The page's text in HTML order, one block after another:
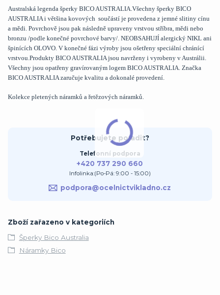
Australská legenda šperky BICO AUSTRALIA.Všechny šperky BICO
AUSTRALIA i většina kovových součástí je provedena z jemné slitiny cínu
a mědi. Povrchově jsou pak následně upraveny vrstvou stříbra, mědi nebo
bronzu /podle konečné povrchové barvy/. NEOBSAHUJÍ alergický NIKL ani
špinících OLOVO. V konečné fázi výroby jsou ošetřeny speciální chránící
vrstvou.Produkty BICO AUSTRALIA jsou navrženy i vyrobeny v Austrálii.
Všechny jsou opatřeny gravírovaným logem BICO AUSTRALIA. Značka
BICO AUSTRALIA zaručuje kvalitu a dokonalé provedení.
Kolekce pletených náramků a řetězových náramků.
Potřebujete poradit?
Telefonní podpora
+420 737 290 660
Infolinka:(Po-Pá: 9:00 - 15:00)
podpora@ocelnictvikladno.cz
Zboží zařazeno v kategoriích
Šperky Bico Australia
Náramky Bico